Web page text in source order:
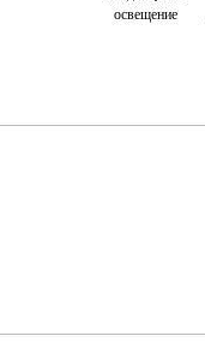
освещение